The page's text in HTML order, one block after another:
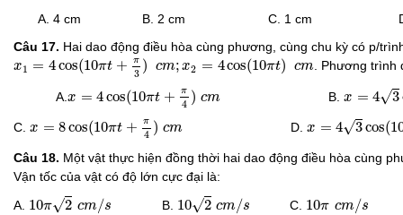
A. 4 cm B. 2 cm C. 1 cm D. 0
Câu 17. Hai dao động điều hòa cùng phương, cùng chu kỳ có p/
x1 = 4cos(10πt + π
3 ) cm; x2 = 4cos(10πt) cm
cos 10π + π 3) c cos (10 π t)cm . Phương trình
A. x = 4cos(10πt + π
4 ) cm
cos 10 π + π 4) c B.x = 4√3
3cos
C. x = 8cos(10πt + π
4 ) cm
cos 10 π + π 4) c D.x = 4√3cos(
3cos π t
Câu 18. Một vật thực hiện đồng thời hai dao động điều hòa cùng
Vận tốc của vật có độ lớn cực đại là:
A. 10π√2 cm/s
2c
B. 10√2 cm/s
cm
C. 10π cm/s
10 s